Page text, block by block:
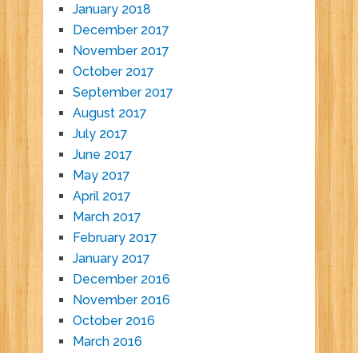
January 2018
December 2017
November 2017
October 2017
September 2017
August 2017
July 2017
June 2017
May 2017
April 2017
March 2017
February 2017
January 2017
December 2016
November 2016
October 2016
March 2016